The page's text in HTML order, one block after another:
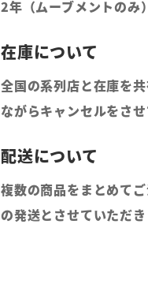
2年（ムーブメントのみ）
全国の系列店と在庫を
ながらキャンセルをさせ
複数の商品をまとめて
の発送とさせていただき